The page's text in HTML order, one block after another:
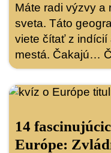
Máte radi výzvy a
sveta. Táto
viete čítať z indícií
mestá. Čakajú…
14
Európe: